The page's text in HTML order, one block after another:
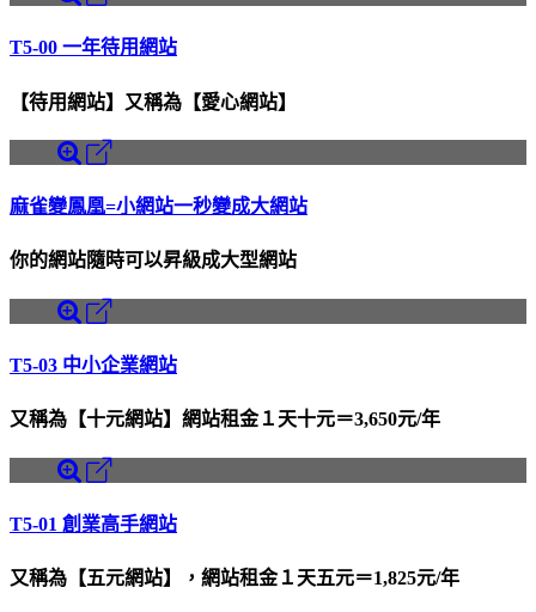
T5-00 一年待用網站
【待用網站】又稱為【愛心網站】
麻雀變鳳凰=小網站一秒變成大網站
你的網站隨時可以昇級成大型網站
T5-03 中小企業網站
又稱為【十元網站】網站租金１天十元＝3,650元/年
T5-01 創業高手網站
又稱為【五元網站】，網站租金１天五元＝1,825元/年